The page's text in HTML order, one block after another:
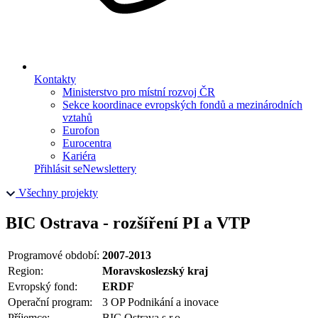
Kontakty
Ministerstvo pro místní rozvoj ČR
Sekce koordinace evropských fondů a mezinárodních
vztahů
Eurofon
Eurocentra
Kariéra
Přihlásit seNewslettery
Všechny projekty
BIC Ostrava - rozšíření PI a VTP
Programové období: 2007-2013
Region:
Moravskoslezský kraj
Evropský fond:
ERDF
Operační program:
3 OP Podnikání a inovace